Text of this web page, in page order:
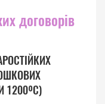
договорів
1200ºС)